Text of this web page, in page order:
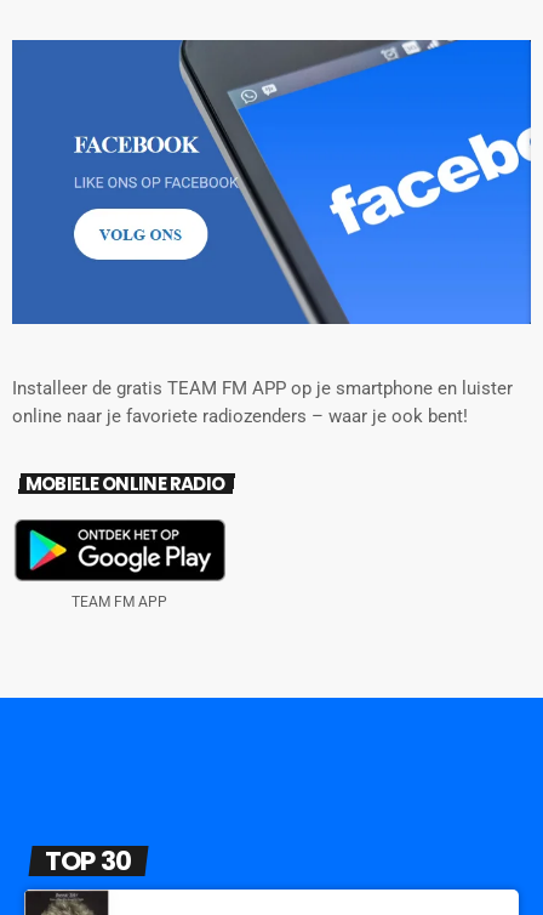
Installeer de gratis TEAM FM APP op je smartphone en luister
online naar je favoriete radiozenders – waar je ook bent!
MOBIELE ONLINE RADIO
TEAM FM APP
TOP 30